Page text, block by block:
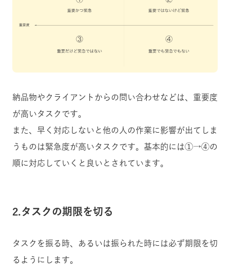
納品物やクライアントからの問い合わせなどは、重要度
が高いタスクです。
また、早く対応しないと他の人の作業に影響が出てしま
うものは緊急度が高いタスクです。基本的には①→④の
順に対応していくと良いとされています。
2.タスクの期限を切る
タスクを振る時、あるいは振られた時には必ず期限を切
るようにします。